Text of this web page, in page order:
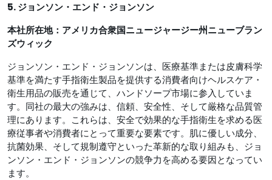
5. ジョンソン・エンド・ジョンソン
本社所在地：アメリカ合衆国ニュージャージー州ニューブラン
ズウィック
ジョンソン・エンド・ジョンソンは、医療基準または皮膚科学
基準を満たす手指衛生製品を提供する消費者向けヘルスケア・
衛生用品の販売を通じて、ハンドソープ市場に参入していま
す。同社の最大の強みは、信頼、安全性、そして厳格な品質管
理にあります。これらは、安全で効果的な手指衛生を求める医
療従事者や消費者にとって重要な要素です。肌に優しい成分、
抗菌効果、そして規制遵守といった革新的な取り組みも、ジョ
ンソン・エンド・ジョンソンの競争力を高める要因となってい
ます。